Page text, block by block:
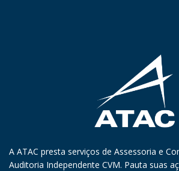
A ATAC presta serviços de Assessoria e
Auditoria Independente CVM. Pauta suas